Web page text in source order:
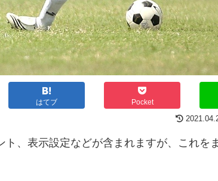
はてブ Pocket
、表示設定などが含まれますが、これを